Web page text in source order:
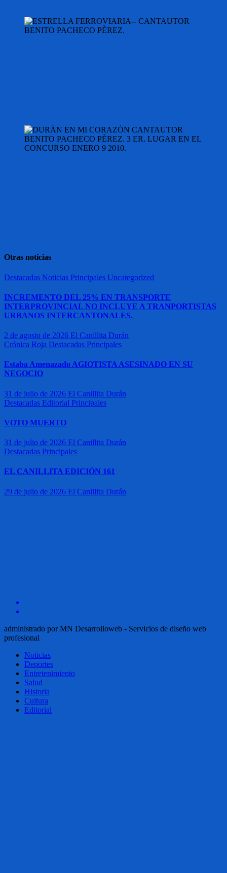
Otras noticias
Destacadas Noticias Principales Uncategorized
INCREMENTO DEL 25% EN TRANSPORTE
INTERPROVINCIAL NO INCLUYE A TRANPORTISTAS
URBANOS INTERCANTONALES.
2 de agosto de 2026 El Canillita Durán
Crónica Roja Destacadas Principales
Estaba Amenazado AGIOTISTA ASESINADO EN SU
NEGOCIO
31 de julio de 2026 El Canillita Durán
Destacadas Editorial Principales
VOTO MUERTO
31 de julio de 2026 El Canillita Durán
Destacadas Principales
EL CANILLITA EDICIÓN 161
29 de julio de 2026 El Canillita Durán
administrado por MN Desarrolloweb - Servicios de diseño web
profesional
Noticias
Deportes
Entretenimiento
Salud
Historia
Cultura
Editorial